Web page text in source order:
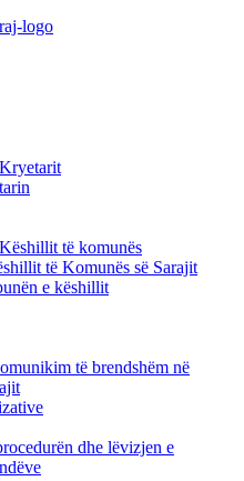
të komunës
të Komunës së Sarajit
e këshillit
të brendshëm në
dhe lëvizjen e